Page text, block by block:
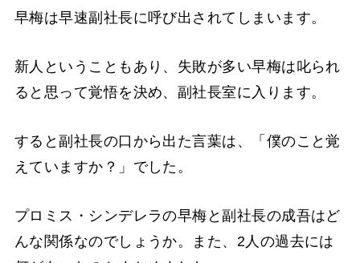
早梅は早速副社長に呼び出されてしまいます。
新人ということもあり、失敗が多い早梅は叱られ
ると思って覚悟を決め、副社長室に入ります。
すると副社長の口から出た言葉は、「僕のこと覚
えていますか？」でした。
プロミス・シンデレラの早梅と副社長の成吾はど
んな関係なのでしょうか。また、2人の過去には